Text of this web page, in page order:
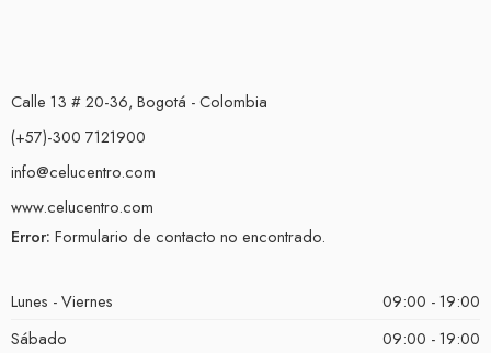
Calle 13 # 20-36, Bogotá - Colombia
(+57)-300 7121900
info@celucentro.com
www.celucentro.com
Error: Formulario de contacto no encontrado.
Lunes - Viernes
09:00 - 19:00
Sábado
09:00 - 19:00